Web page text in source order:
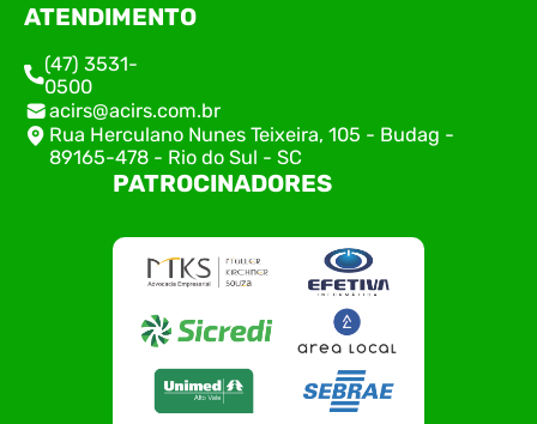
ATENDIMENTO
(47) 3531-
0500
acirs@acirs.com.br
Rua Herculano Nunes Teixeira, 105 - Budag -
89165-478 - Rio do Sul - SC
PATROCINADORES